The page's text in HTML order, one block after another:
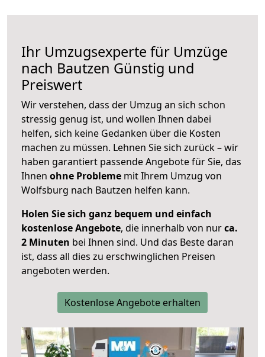
Ihr Umzugsexperte für Umzüge
nach Bautzen Günstig und
Preiswert
Wir verstehen, dass der Umzug an sich schon
stressig genug ist, und wollen Ihnen dabei
helfen, sich keine Gedanken über die Kosten
machen zu müssen. Lehnen Sie sich zurück – wir
haben garantiert passende Angebote für Sie, das
Ihnen ohne Probleme mit Ihrem Umzug von
Wolfsburg nach Bautzen helfen kann.
Holen Sie sich ganz bequem und einfach
kostenlose Angebote, die innerhalb von nurca.
2 Minuten bei Ihnen sind. Und das Beste daran
ist, dass all dies zu erschwinglichen Preisen
angeboten werden.
Kostenlose Angebote erhalten